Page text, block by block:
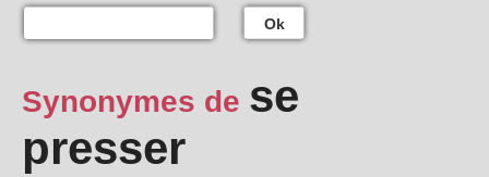
Ok
Synonymes de se
presser